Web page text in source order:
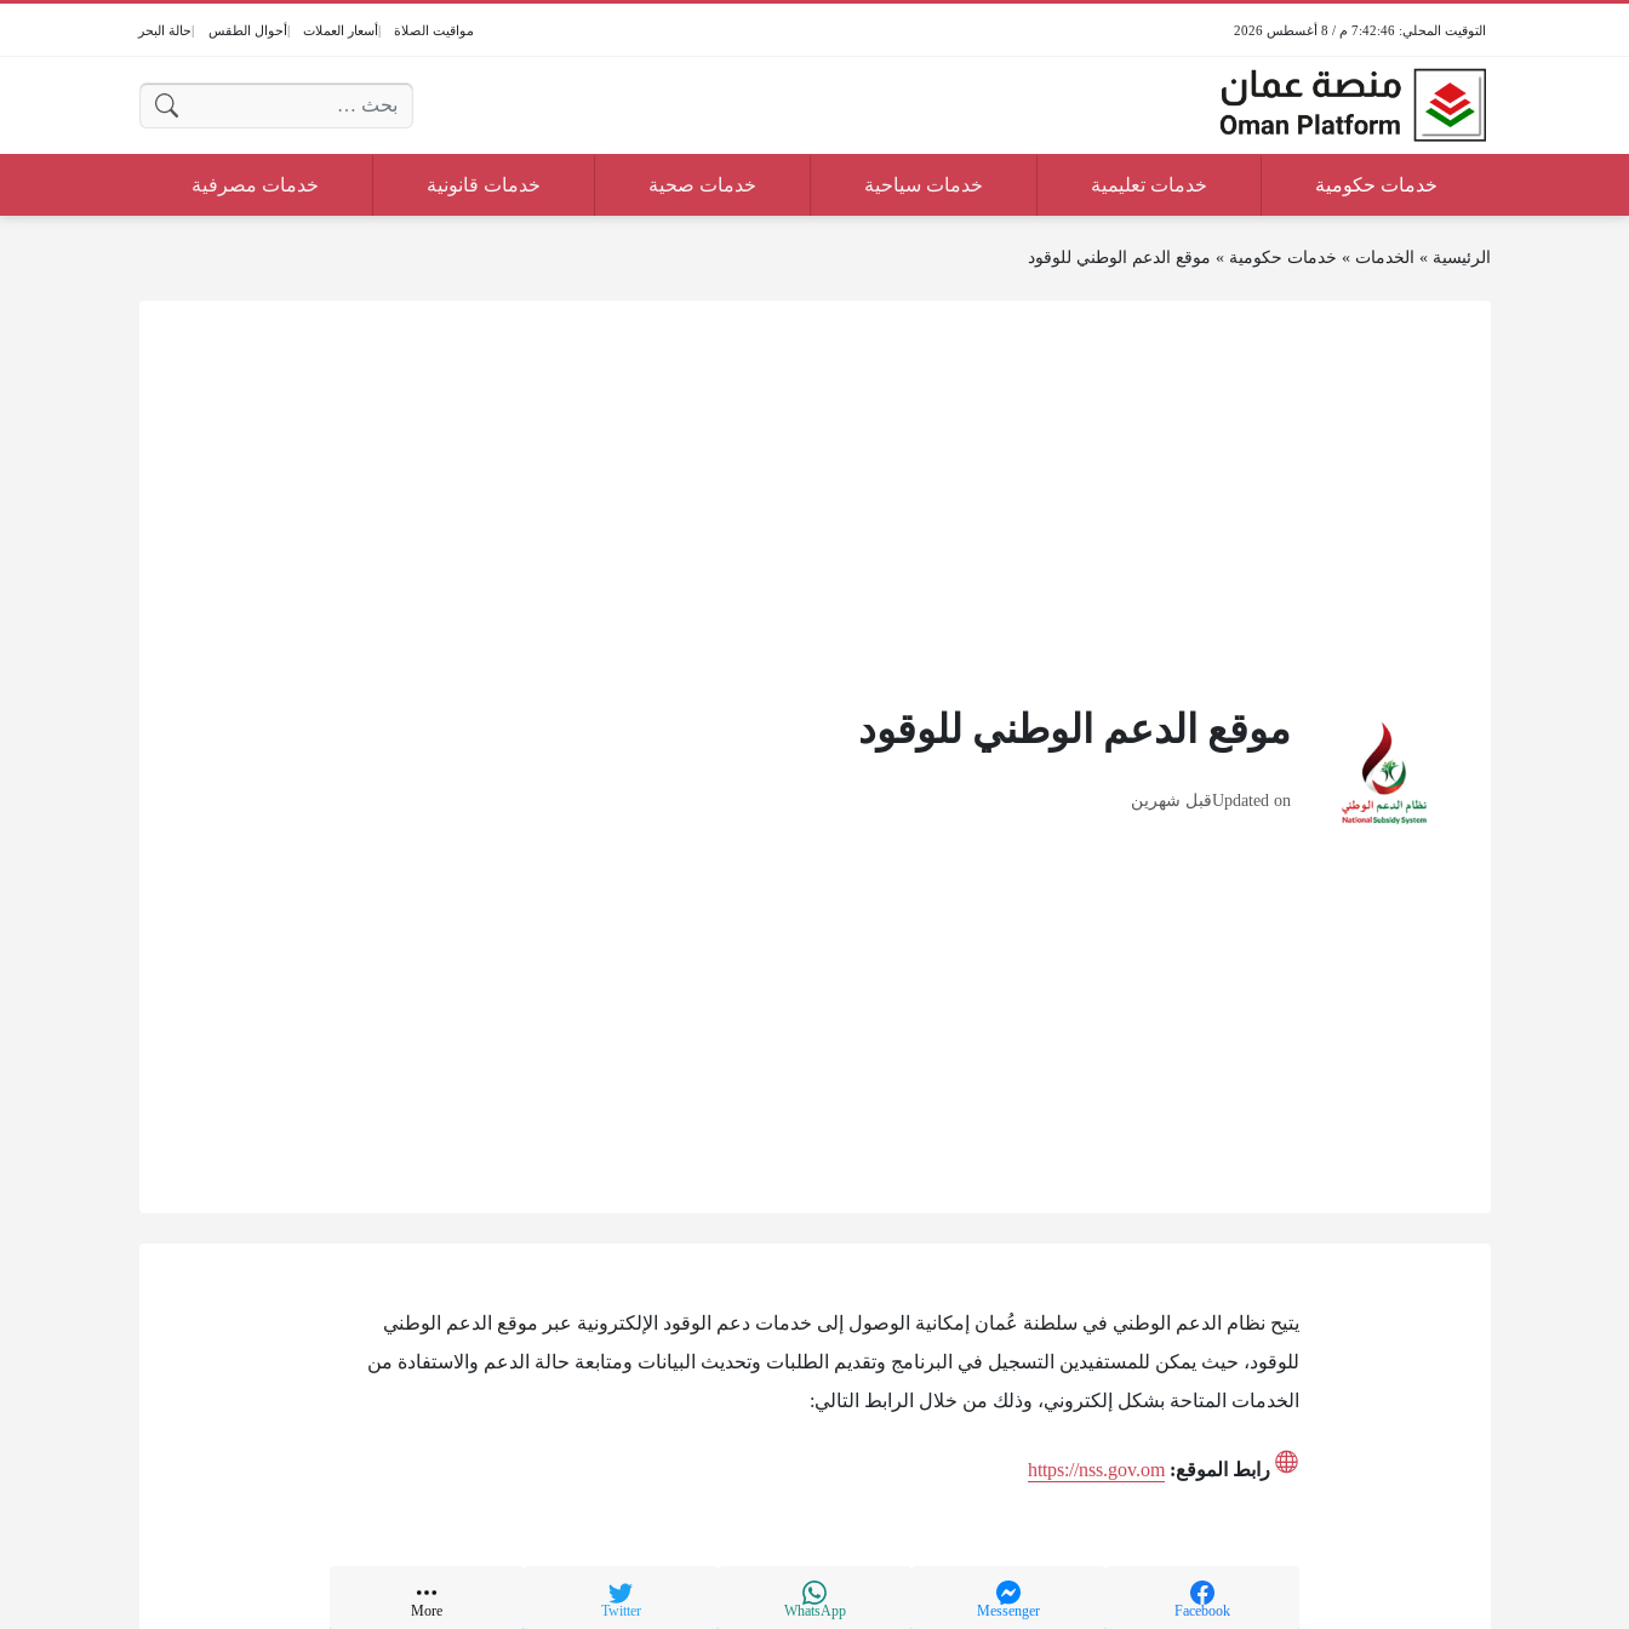
7:42:46 م / 8 أغسطس 2026 مواقيت الصلاة أسعار العملات أحوال الطقس حالة البحر
البحث عن:
خدمات حكومية خدمات تعليمية خدمات سياحية خدمات صحية خدمات قانونية خدمات مصرفية
الرئيسية » الخدمات » خدمات حكومية » موقع الدعم الوطني للوقود
موقع الدعم الوطني للوقود
Updated onقبل شهرين
يتيح نظام الدعم الوطني في سلطنة عُمان إمكانية الوصول إلى خدمات دعم الوقود الإلكترونية عبر موقع الدعم الوطني
للوقود، حيث يمكن للمستفيدين التسجيل في البرنامج وتقديم الطلبات وتحديث البيانات ومتابعة حالة الدعم والاستفادة من
الخدمات المتاحة بشكل إلكتروني، وذلك من خلال الرابط التالي:
رابط الموقع: https://nss.gov.om
Facebook
Messenger
WhatsApp
Twitter
More